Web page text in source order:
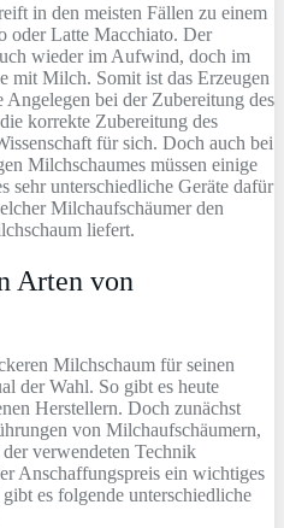
in den meisten Fällen zu einem
oder Latte Macchiato. Der
wieder im Aufwind, doch im
mit Milch. Somit ist das Erzeugen
Angelegen bei der Zubereitung des
korrekte Zubereitung des
für sich. Doch auch bei
Milchschaumes müssen einige
sehr unterschiedliche Geräte dafür
Milchaufschäumer den
liefert.
Arten von
Milchschaum für seinen
der Wahl. So gibt es heute
Herstellern. Doch zunächst
von Milchaufschäumern,
verwendeten Technik
Anschaffungspreis ein wichtiges
es folgende unterschiedliche